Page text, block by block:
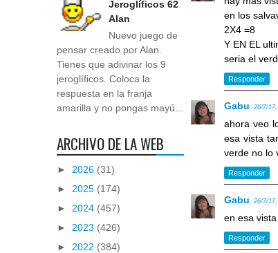
en los
2X4 =8
Y EN EL
seria el
Responder
Gabu 26/7/
ahora veo
esa vista
verde no lo
Responder
Gabu 26/7/
en esa
Responder
Jeroglíficos 62
Alan
Nuevo juego de
pensar creado por Alan.
Tienes que adivinar los 9
jeroglíficos. Coloca la
respuesta en la franja
amarilla y no pongas mayú...
ARCHIVO DE LA WEB
► 2026 (31)
► 2025 (174)
► 2024 (457)
► 2023 (426)
► 2022 (384)